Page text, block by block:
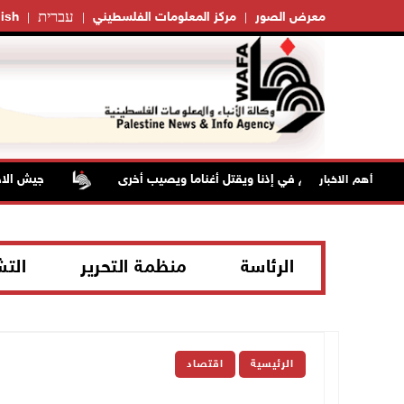
עברית مركز المعلومات الفلسطيني معرض الصور
أهم الاخبار
على راعي أغنام في إذنا ويقتل أغناما ويصيب أخرى جيش
الرئاسة منظمة التحرير
الرئيسية اقتصاد